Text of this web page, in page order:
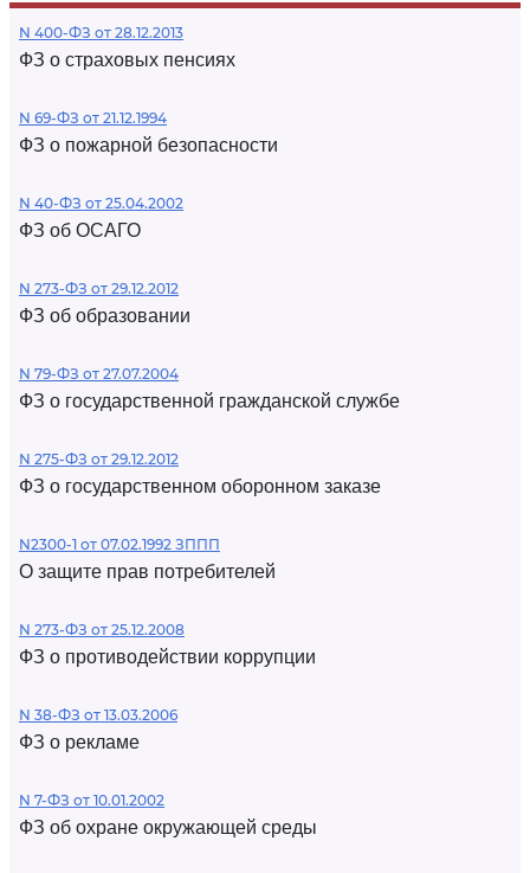
N 400-ФЗ от 28.12.2013
ФЗ о страховых пенсиях
N 69-ФЗ от 21.12.1994
ФЗ о пожарной безопасности
N 40-ФЗ от 25.04.2002
ФЗ об ОСАГО
N 273-ФЗ от 29.12.2012
ФЗ об образовании
N 79-ФЗ от 27.07.2004
ФЗ о государственной гражданской службе
N 275-ФЗ от 29.12.2012
ФЗ о государственном оборонном заказе
N2300-1 от 07.02.1992 ЗППП
О защите прав потребителей
N 273-ФЗ от 25.12.2008
ФЗ о противодействии коррупции
N 38-ФЗ от 13.03.2006
ФЗ о рекламе
N 7-ФЗ от 10.01.2002
ФЗ об охране окружающей среды